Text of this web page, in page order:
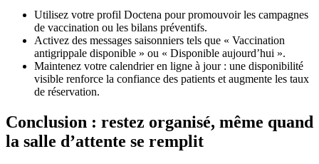
Utilisez votre profil Doctena pour promouvoir les campagnes
de vaccination ou les bilans préventifs.
Activez des messages saisonniers tels que « Vaccination
antigrippale disponible » ou « Disponible aujourd’hui ».
Maintenez votre calendrier en ligne à jour : une disponibilité
visible renforce la confiance des patients et augmente les taux
de réservation.
Conclusion : restez organisé, même quand
la salle d’attente se remplit